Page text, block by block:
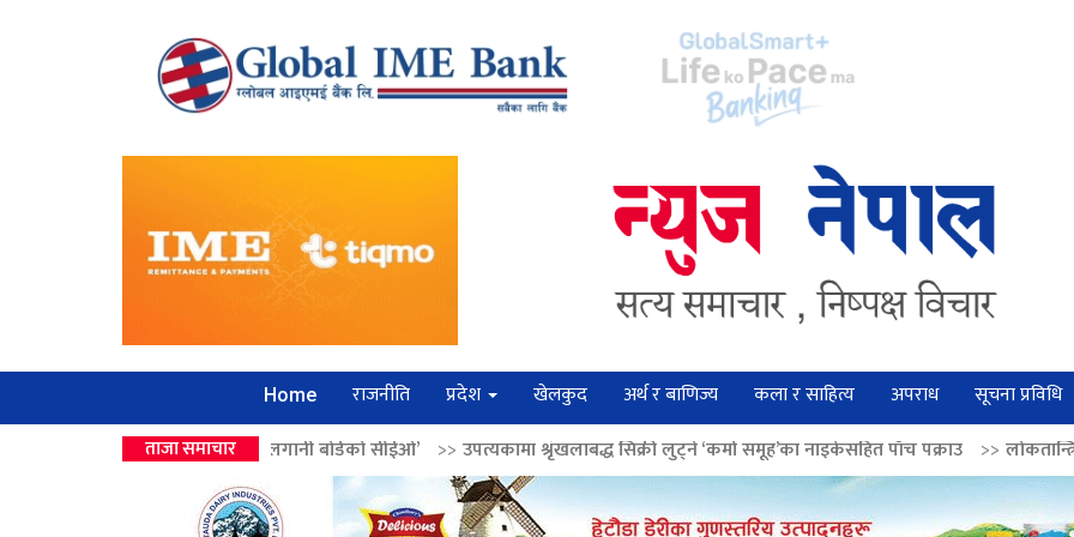
Home राजनीति प्रदेश खेलकुद अर्थ र बाणिज्य कला र साहित्य अपराध सूचना प्रविधि
ताजा समाचार
उपहार ‘लगानी बोर्डको सीईओ’ >> उपत्यकामा श्रृंखलाबद्ध सिक्री लुट्ने ‘कर्मा समूह’का नाइकेसहित पाँच पक्राउ >>लोकतान्त्रिक मूल्य सुदृढ